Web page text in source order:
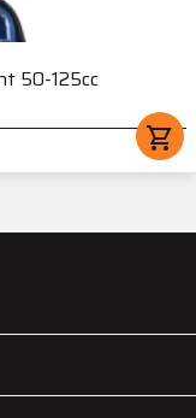
50-125cc
shopping_cart